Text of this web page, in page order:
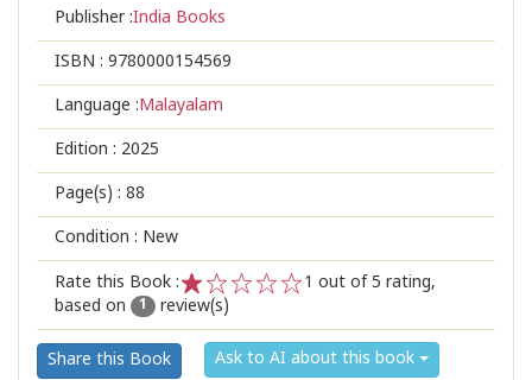
Publisher :India Books
ISBN : 9780000154569
Language :Malayalam
Edition : 2025
Page(s) : 88
Condition : New
Rate this Book :
2
1
1 out of 5 rating,
based on
1 review(s)
Share this Book Ask to AI about this book